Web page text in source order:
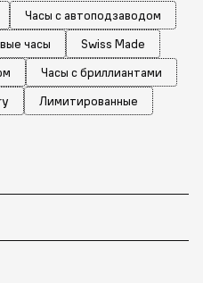
Часы с автоподзаводом
часы
Swiss Made
Часы с бриллиантами
Лимитированные